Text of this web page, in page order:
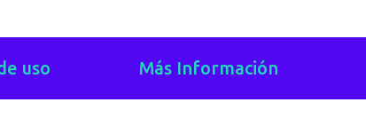
uso Más Información